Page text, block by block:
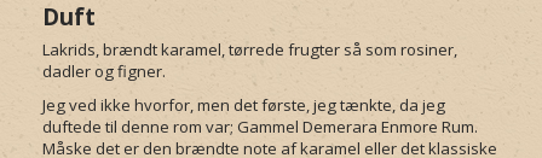
Duft
Lakrids, brændt karamel, tørrede frugter så som rosiner,
dadler og figner.
Jeg ved ikke hvorfor, men det første, jeg tænkte, da jeg
duftede til denne rom var; Gammel Demerara Enmore Rum.
Måske det er den brændte note af karamel eller det klassiske